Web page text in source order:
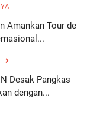
Amankan Tour de
Desak Pangkas
dengan...